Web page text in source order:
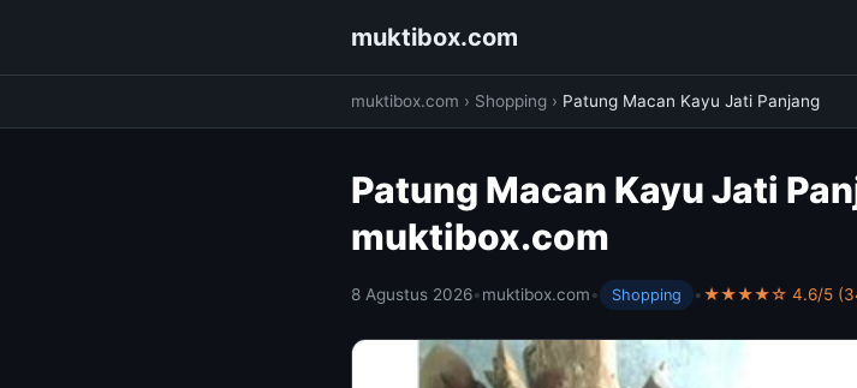
muktibox.com
muktibox.com › Shopping › Patung Macan Kayu Jati Panjang
Patung Macan Kayu Jati
muktibox.com
8 Agustus 2026•muktibox.com• Shopping •★★★★☆ 4.6/5